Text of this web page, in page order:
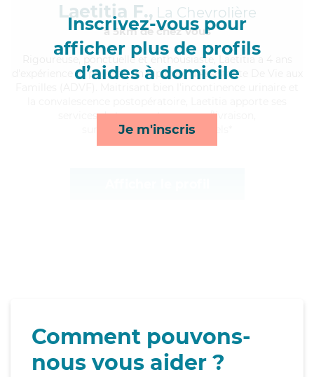
Inscrivez-vous pour
afficher plus de profils
d’aides à domicile
Je m'inscris
Laetitia F., La Chevrolière
à 5km de chez Vous
, ponctuelle et enthousiaste, Laetitia a 4 ans
d'expérience et possède un diplôme d'Assistante De Vie aux
services de transports, courses/livraison,
surveillance de nuit et rappels*
Comment pouvons-
nous vous aider ?